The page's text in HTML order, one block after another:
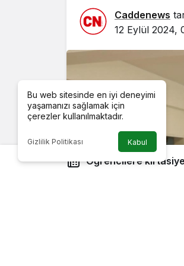
Caddenews
12 Eylül 2024,
Öğrencilere
Bu web sitesinde en iyi deneyimi
yaşamanızı sağlamak için
çerezler kullanılmaktadır.
Gizlilik Politikası Kabul